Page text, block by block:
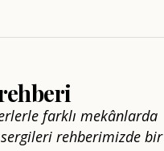
farklı mekânlarda
rehberimizde bir